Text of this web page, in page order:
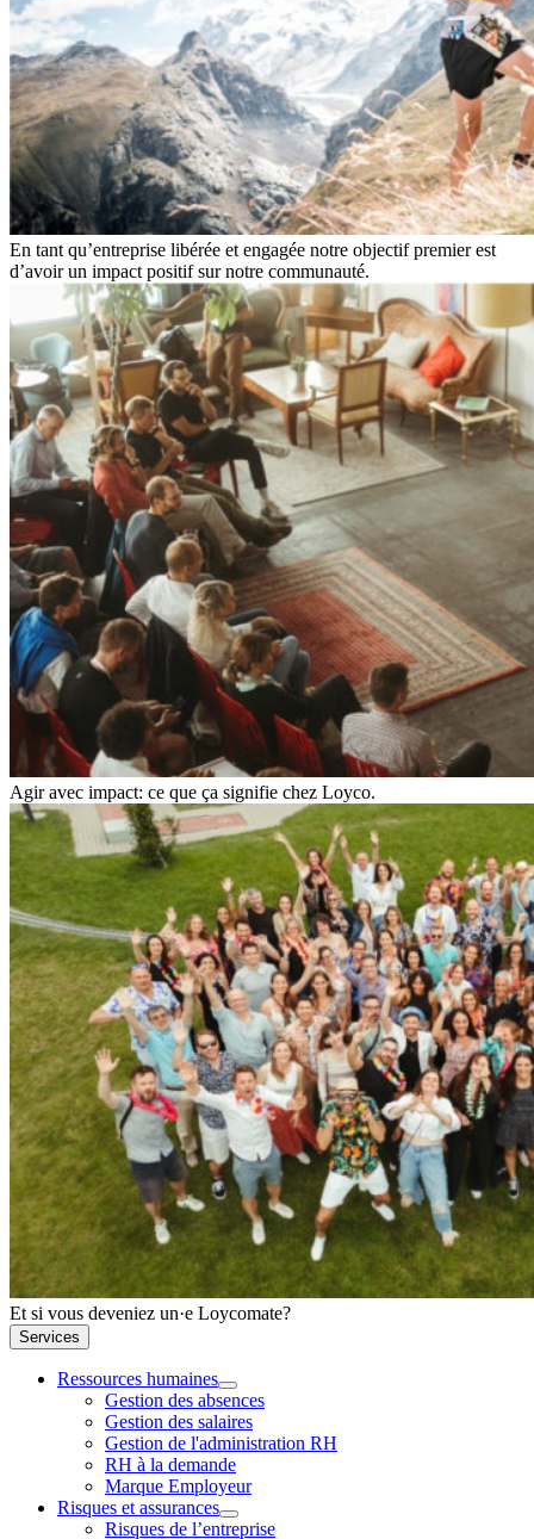
En tant qu’entreprise libérée et engagée notre objectif premier est
d’avoir un impact positif sur notre communauté.
Agir avec impact: ce que ça signifie chez Loyco.
Et si vous deveniez un·e Loycomate?
Services
Ressources humaines
Gestion des absences
Gestion des salaires
Gestion de l'administration RH
RH à la demande
Marque Employeur
Risques et assurances
Risques de l’entreprise